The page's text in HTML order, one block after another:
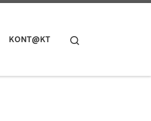
KONT@KT